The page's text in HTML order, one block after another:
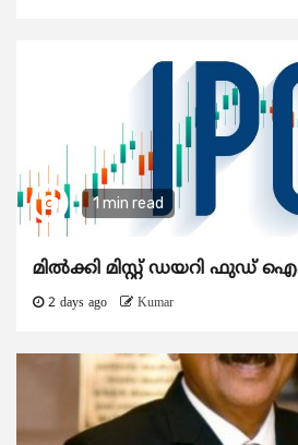
1 min read
മിൽക്കി മിസ്റ്റ് ഡയറി ഫുഡ്
2 days ago Kumar